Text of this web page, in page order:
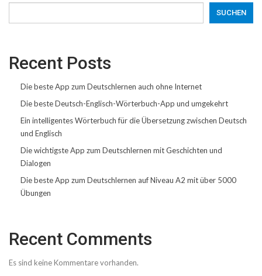
SUCHEN
Recent Posts
Die beste App zum Deutschlernen auch ohne Internet
Die beste Deutsch-Englisch-Wörterbuch-App und umgekehrt
Ein intelligentes Wörterbuch für die Übersetzung zwischen Deutsch
und Englisch
Die wichtigste App zum Deutschlernen mit Geschichten und
Dialogen
Die beste App zum Deutschlernen auf Niveau A2 mit über 5000
Übungen
Recent Comments
Es sind keine Kommentare vorhanden.